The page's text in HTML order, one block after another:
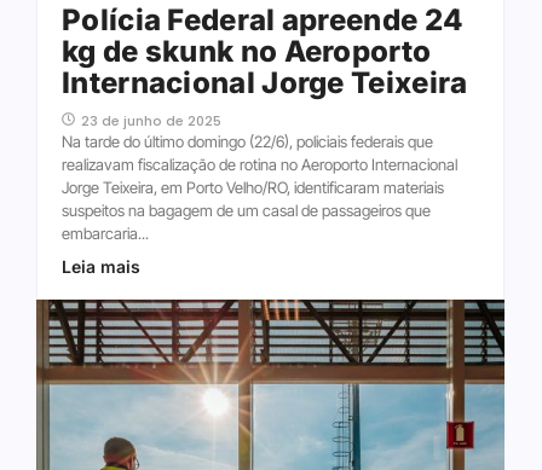
Polícia Federal apreende 24
kg de skunk no Aeroporto
Internacional Jorge Teixeira
23 de junho de 2025
Na tarde do último domingo (22/6), policiais federais que
realizavam fiscalização de rotina no Aeroporto Internacional
Jorge Teixeira, em Porto Velho/RO, identificaram materiais
suspeitos na bagagem de um casal de passageiros que
embarcaria...
Leia mais